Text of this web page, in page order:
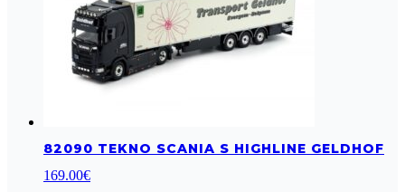
82090 TEKNO SCANIA S HIGHLINE GELDHOF
169.00€